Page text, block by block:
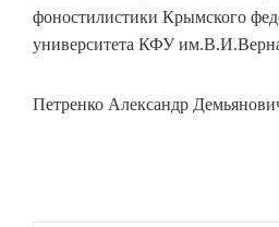
фоностилистики Крымского
университета КФУ
Петренко Александр